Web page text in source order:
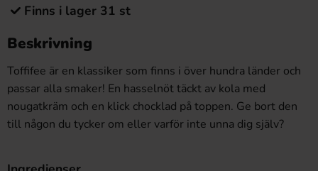
Finns i lager 31 st
Beskrivning
Toffifee är en klassiker som finns i över hundra länder och
passar alla smaker! En hasselnöt täckt av kola med
nougatkräm och en klick chocklad på toppen. Ge bort den
till någon du tycker om eller varför inte unna dig själv?